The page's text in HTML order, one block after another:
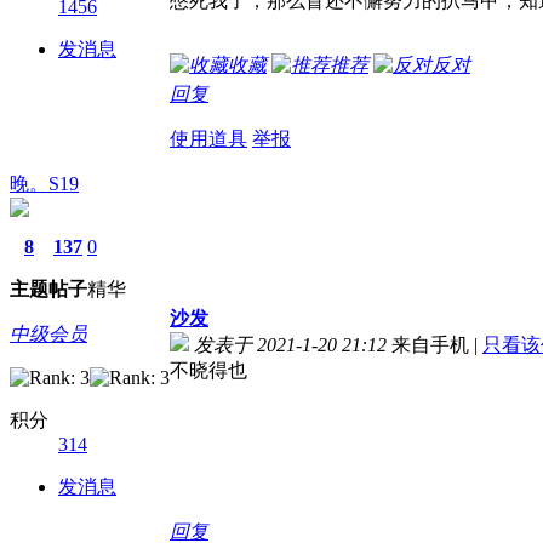
1456
发消息
收藏 推荐
反对
回复
使用道具 举报
晚。S19
8
主题
137
帖子
0
精华
中级会员
积分
314
发消息
沙发
发表于 2021-1-20 21:12 来自手机 | 只看
不晓得也
回复